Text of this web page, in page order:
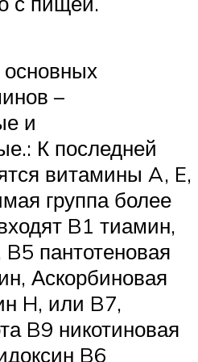
–
и
К последней
витамины A, E,
группа более
B1 тиамин,
пантотеновая
Аскорбиновая
H, или B7,
B9 никотиновая
B6